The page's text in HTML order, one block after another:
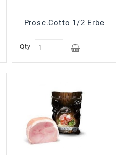
Prosc.Cotto 1/2 Erbe
Qty